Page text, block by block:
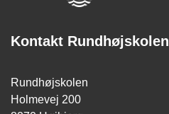
Kontakt Rundhøjskolen
Rundhøjskolen
Holmevej 200